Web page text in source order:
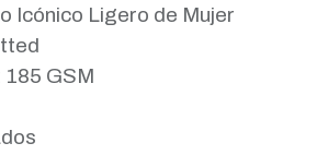
Icónico Ligero de Mujer
185 GSM